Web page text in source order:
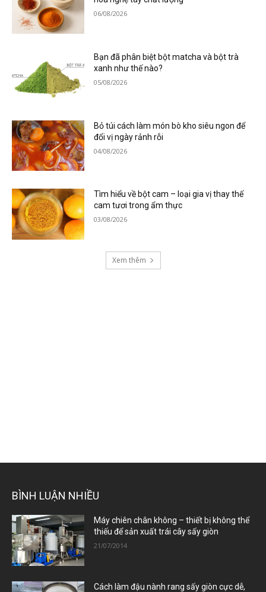
06/08/2026
Bạn đã phân biệt bột matcha và bột trà
xanh như thế nào?
05/08/2026
Bỏ túi cách làm món bò kho siêu ngon để
đổi vị ngày rảnh rỗi
04/08/2026
Tìm hiểu về bột cam – loại gia vị thay thế
cam tươi trong ẩm thực
03/08/2026
Xem thêm
BÌNH LUẬN NHIỀU
Máy chiên chân không – thiết bị không thể
thiếu để sản xuất trái cây sấy giòn
21/07/2014
Cách làm đậu nành rang sấy giòn cực dễ,